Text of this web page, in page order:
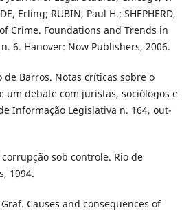
Erling; RUBIN, Paul H.; SHEPHERD,
Crime. Foundations and Trends in
6. Hanover: Now Publishers, 2006.
de Barros. Notas críticas sobre o
um debate com juristas, sociólogos e
Informação Legislativa n. 164, out-
corrupção sob controle. Rio de
1994.
Graf. Causes and consequences of